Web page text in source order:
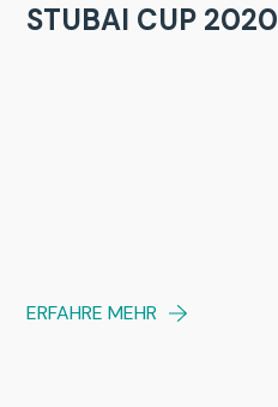
STUBAI CUP 2020
ERFAHRE MEHR